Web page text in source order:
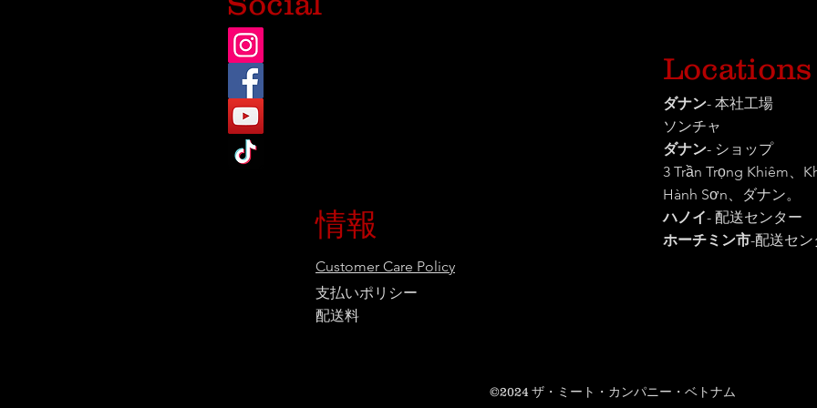
情報
Customer Care Policy
支払いポリシー
配送料
Locations
ダナン- 本社工場
ソンチャ
ダナン- ショップ
3 Trần Trọng Khiêm、
Hành Sơn、ダナン。
ハノイ- 配送センター
ホーチミン市-配送セン
©2024 ザ・ミート・カンパニー・ベトナム